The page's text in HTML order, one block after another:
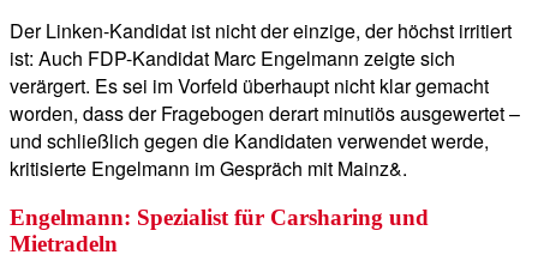
Der Linken-Kandidat ist nicht der einzige, der höchst irritiert
ist: Auch FDP-Kandidat Marc Engelmann zeigte sich
verärgert. Es sei im Vorfeld überhaupt nicht klar gemacht
worden, dass der Fragebogen derart minutiös ausgewertet –
und schließlich gegen die Kandidaten verwendet werde,
kritisierte Engelmann im Gespräch mit Mainz&.
Engelmann: Spezialist für Carsharing und
Mietradeln